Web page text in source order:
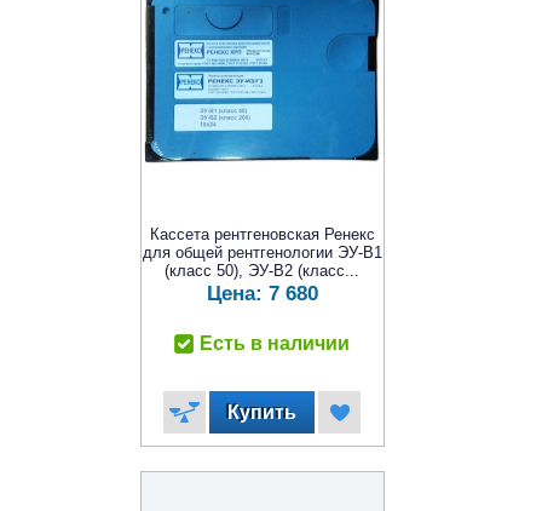
Кассета рентгеновская Ренекс
для общей рентгенологии ЭУ-В1
(класс 50), ЭУ-В2 (класс...
Цена: 7 680
Есть в наличии